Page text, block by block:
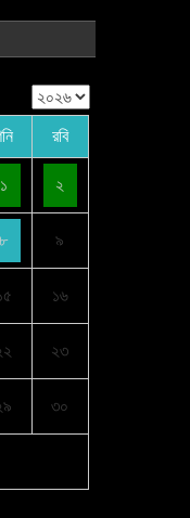
রবি
১ ২
৮ ৯
১৬
২৩
৩০